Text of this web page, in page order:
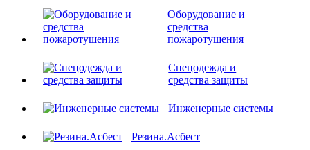
Оборудование и
средства
пожаротушения
Спецодежда и
средства защиты
Инженерные системы
Резина.Асбест